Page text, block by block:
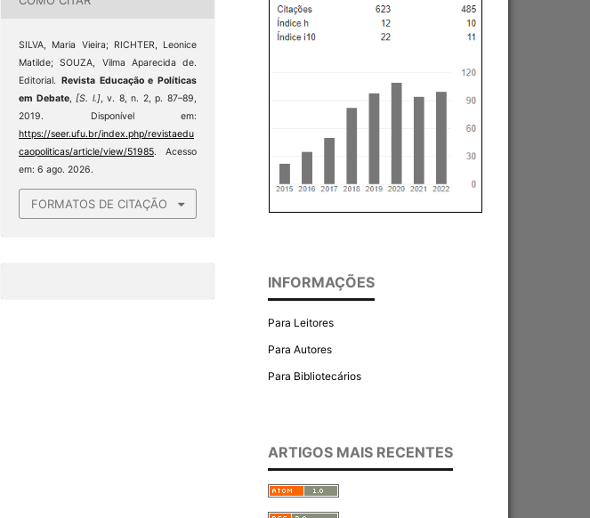
SILVA, Maria Vieira; RICHTER, Leonice
Matilde; SOUZA, Vilma Aparecida de.
Editorial. Revista Educação e Políticas
em Debate,[S. l.], v. 8, n. 2, p. 87–89,
2019. Disponível em:
https://seer.ufu.br/index.php/revistaedu
caopoliticas/article/view/51985. Acesso
em: 6 ago. 2026.
FORMATOS DE CITAÇÃO
INFORMAÇÕES
Para Leitores
Para Autores
Para Bibliotecários
ARTIGOS MAIS RECENTES